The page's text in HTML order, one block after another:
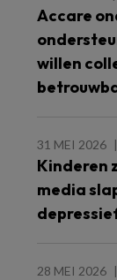
Accare
willen
31 MEI 2026
Kinderen
media
28 MEI 2026